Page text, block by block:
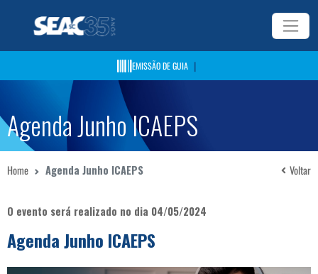
EMISSÃO DE GUIA |
Agenda Junho ICAEPS
Home Agenda Junho ICAEPS Voltar
O evento será realizado no dia 04/05/2024
Agenda Junho ICAEPS